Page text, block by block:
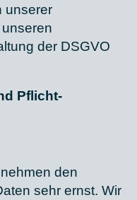
unserer
der DSGVO
Pflicht­
den
sehr ernst. Wir